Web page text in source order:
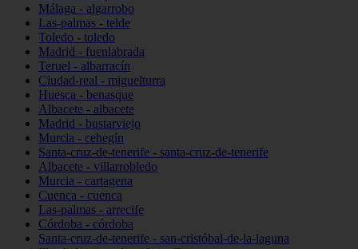
Málaga - algarrobo
Las-palmas - telde
Toledo - toledo
Madrid - fuenlabrada
Teruel - albarracín
Ciudad-real - miguelturra
Huesca - benasque
Albacete - albacete
Madrid - bustarviejo
Murcia - cehegín
Santa-cruz-de-tenerife - santa-cruz-de-tenerife
Albacete - villarrobledo
Murcia - cartagena
Cuenca - cuenca
Las-palmas - arrecife
Córdoba - córdoba
Santa-cruz-de-tenerife - san-cristóbal-de-la-laguna